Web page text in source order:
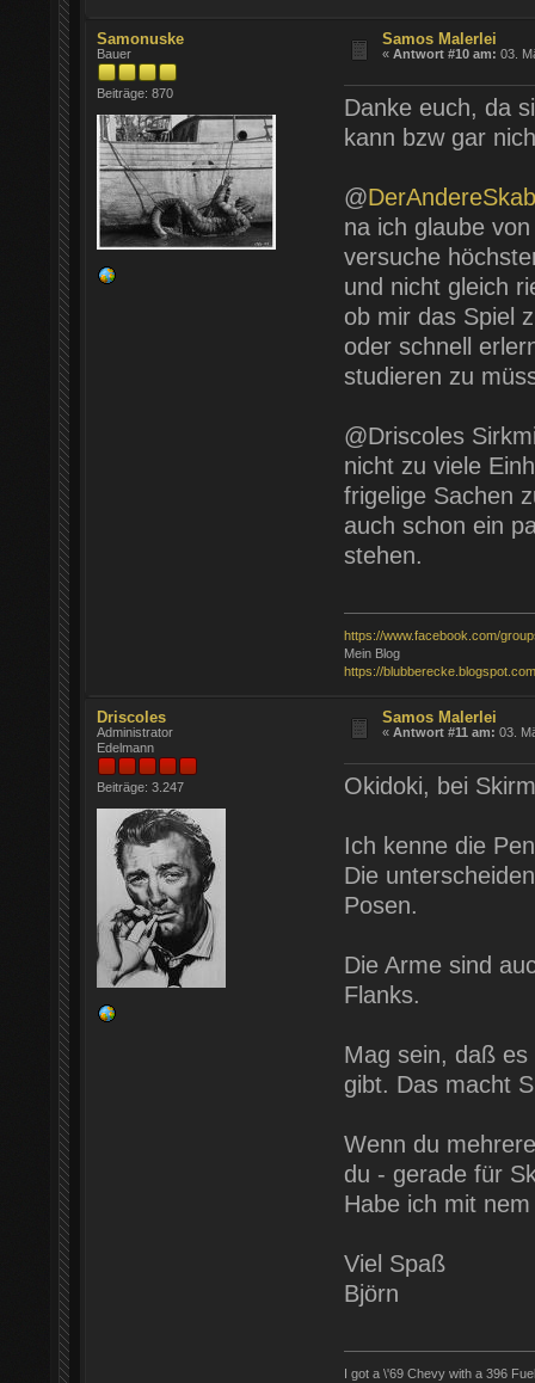
Samonuske
Bauer
Beiträge: 870
Samos Malerlei
«Antwort #10 am: 03.
Danke euch, da
kann bzw gar
@
na ich glaube
versuche
und nicht gleich
ob mir das Spiel
oder schnell
studieren zu
@Driscoles
nicht zu viele
frigelige Sachen
auch schon ein
stehen.
https://www.facebook.com/
Mein Blog
https://
Driscoles
Administrator
Edelmann
Beiträge: 3.247
Samos Malerlei
«Antwort #11 am: 03.
Okidoki, bei
Ich kenne die
Die
Posen.
Die Arme sind
Flanks.
Mag sein, daß
gibt. Das macht
Wenn du
du - gerade für
Habe ich mit
Viel Spaß
Björn
I got a \'69 Chevy with a 396